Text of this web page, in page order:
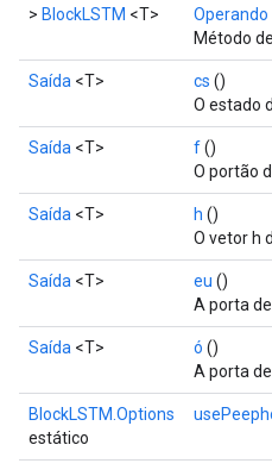
> BlockLSTM <T>
Operando
Método
Saída <T> cs ()
O estado
Saída <T> f()
O portão
Saída <T> h ()
O vetor h
Saída <T> eu ()
A porta
Saída <T> ó ()
A porta
BlockLSTM.Options
estático